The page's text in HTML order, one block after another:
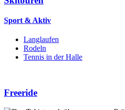
Sport & Aktiv
Langlaufen
Rodeln
Tennis in der Halle
Freeride